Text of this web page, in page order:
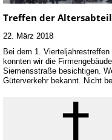
Treffen der
22. März 2018
Bei dem 1.
konnten wir die
Siemensstraße besichtigen.
Güterverkehr bekannt. Nicht